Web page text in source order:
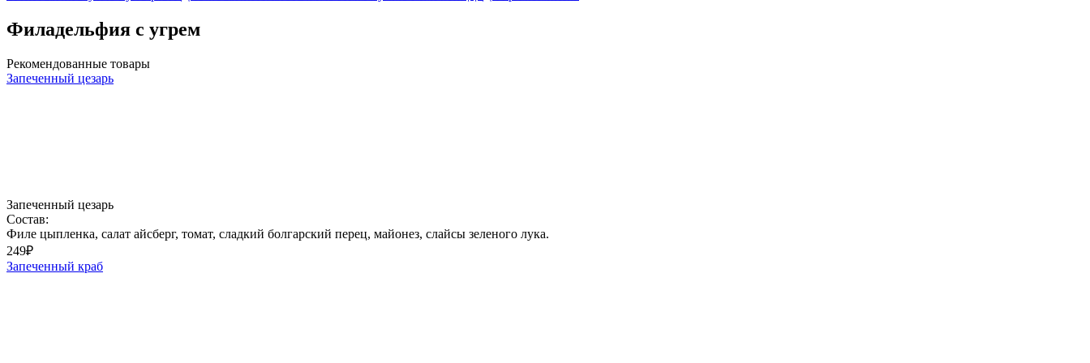
Филадельфия с угрем
Рекомендованные товары
Запеченный цезарь
Запеченный цезарь
Состав:
Филе цыпленка, салат айсберг, томат, сладкий болгарский перец, майонез, слайсы зеленого лука.
249₽
Запеченный краб